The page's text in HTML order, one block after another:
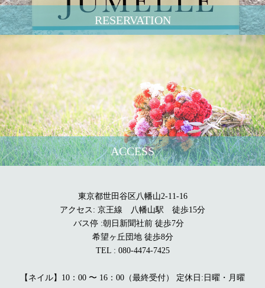
RESERVATION
ACCESS
東京都世田谷区八幡山2-11-16
アクセス: 京王線 八幡山駅 徒歩15分
バス停 :朝日新聞社前 徒歩7分
希望ヶ丘団地 徒歩8分
TEL : 080-4474-7425
【ネイル】10：00 〜 16：00（最終受付） 定休日:日曜・月曜